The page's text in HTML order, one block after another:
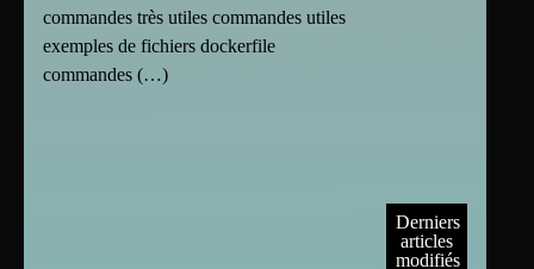
commandes très utiles commandes utiles
exemples de fichiers dockerfile
commandes (…)
Derniers
articles
modifiés